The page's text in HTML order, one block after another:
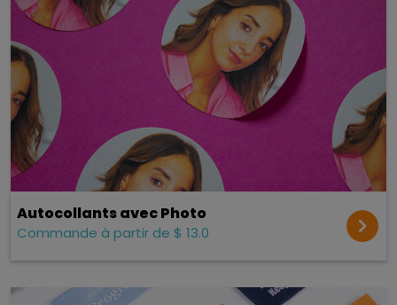
Autocollants avec Photo
Commande à partir de $ 13.0